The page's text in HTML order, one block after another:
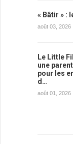
« Bâtir » :
août 03, 2026
Le Little
une
pour les
d…
août 01, 2026